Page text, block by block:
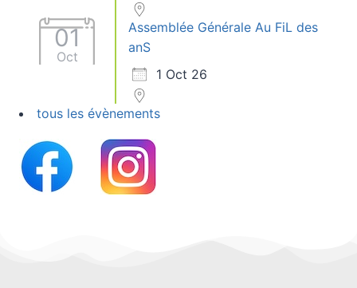
01
Oct
Assemblée Générale Au FiL des
anS
1 Oct 26
tous les évènements